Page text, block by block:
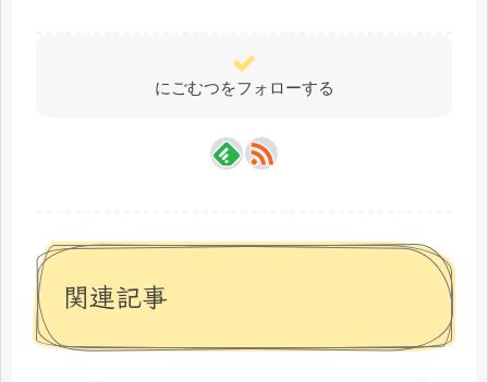
にごむつをフォローする
関連記事